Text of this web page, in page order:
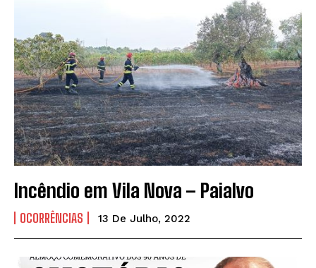
Incêndio em Vila Nova – Paialvo
OCORRÊNCIAS 13 De Julho, 2022